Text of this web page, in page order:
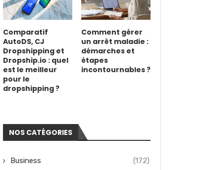
Comparatif
AutoDS, CJ
Dropshipping et
Dropship.io : quel
est le meilleur
pour le
dropshipping ?
Comment gérer
un arrêt maladie :
démarches et
étapes
incontournables ?
NOS CATÉGORIES
Business (172)